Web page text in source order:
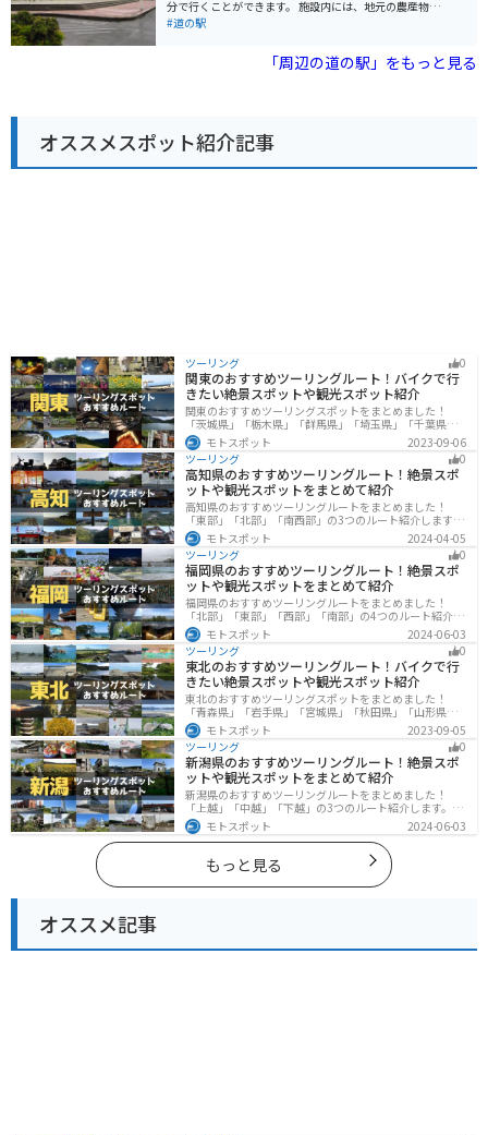
あさりや海苔などの海産物が有名です。道の駅 うまくた
さりの佃煮などがおすすめです。
分で行くことができます。 施設内には、地元の農産物直
売所があり、新鮮な野菜や果物を購入できます。とく
アイスクリームのお店も人気です。地元産の牛乳や果物
東京湾を望む絶景スポットや、自然豊かな公園など、ツ
ーリングに最適なスポットも点在しています。
#道の駅
「周辺の道の駅」をもっと見る
オススメスポット紹介記事
ツーリング 0
関東のおすすめツーリングルート！バイクで行
きたい絶景スポットや観光スポット紹介
関東のおすすめツーリングスポットをまとめました！
「茨城県」「栃木県」「群馬県」「埼玉県」「千葉県」
「東京都」「神奈川県」の各県の観光地紹介します。自
然豊かな山々や湖、温泉地が点在し、四季折々の景色を
楽しめるスポットが多数あります。バイクで関東にツー
リングに行く際は参考にしてください。
モトスポット
2023-09-06
ツーリング
0
高知県のおすすめツーリングルート！絶景スポ
ットや観光スポットをまとめて紹介
高知県のおすすめツーリングルートをまとめました！
「東部」「北部」「南西部」の3つのルート紹介します。
山と海どちらも楽しめるスポットが多数あり、様々な楽
しみ方ができます。バイクで高知県にツーリングに行く
際は参考にしてください。
モトスポット
2024-04-05
ツーリング
0
福岡県のおすすめツーリングルート！絶景スポ
ットや観光スポットをまとめて紹介
福岡県のおすすめツーリングルートをまとめました！
「北部」「東部」「西部」「南部」の4つのルート紹介し
ます。豊かな自然から歴史ある名所、グルメまで多彩な
魅力が詰まっており、様々な楽しみ方ができます。バイ
クで福岡県にツーリングに行く際は参考にしてくださ
い。
モトスポット
2024-06-03
ツーリング
0
東北のおすすめツーリングルート！バイクで行
きたい絶景スポットや観光スポット紹介
東北のおすすめツーリングスポットをまとめました！
「青森県」「岩手県」「宮城県」「秋田県」「山形県」
「福島県」の各県の観光地紹介します。自然豊かな山々
や湖、温泉地が点在し、四季折々の景色を楽しめるスポ
ットが多数あります。バイクで東北にツーリングに行く
際は参考にしてください。
モトスポット
2023-09-05
ツーリング
0
新潟県のおすすめツーリングルート！絶景スポ
ットや観光スポットをまとめて紹介
新潟県のおすすめツーリングルートをまとめました！
「上越」「中越」「下越」の3つのルート紹介します。自
然豊かな山と海、グルメも充実しており、自然を満喫す
るツーリングができます。バイクで新潟県にツーリング
に行く際は参考にしてください。
モトスポット 2024-06-03
もっと見る
オススメ記事